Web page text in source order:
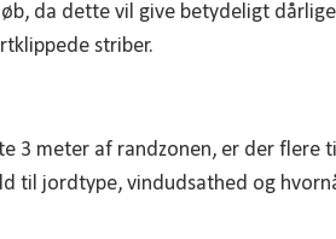
da dette vil give betydeligt
striber.
3 meter af randzonen, er der flere
til jordtype, vindudsathed og